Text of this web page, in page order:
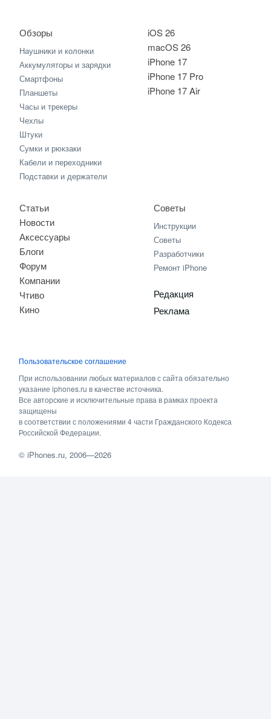
iOS 26
macOS 26
iPhone 17
iPhone 17 Pro
iPhone 17 Air
Обзоры
Наушники и колонки
Аккумуляторы и зарядки
Смартфоны
Планшеты
Часы и трекеры
Чехлы
Штуки
Сумки и рюкзаки
Кабели и переходники
Подставки и держатели
Статьи
Новости
Аксессуары
Блоги
Форум
Компании
Чтиво
Кино
Советы
Инструкции
Советы
Разработчики
Ремонт iPhone
Редакция
Реклама
Пользовательское соглашение
При использовании любых материалов с сайта обязательно
указание iphones.ru в качестве источника.
Все авторские и исключительные права в рамках проекта
защищены
в соответствии с положениями 4 части Гражданского Кодекса
Российской Федерации.
©iPhones.ru, 2006—2026